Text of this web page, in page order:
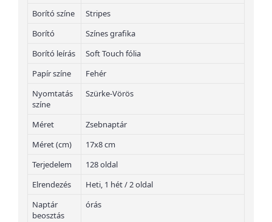
Borító színe
Stripes
Borító
Színes grafika
Borító leírás
Soft Touch fólia
Papír színe
Fehér
Nyomtatás
színe
Szürke-Vörös
Méret
Zsebnaptár
Méret (cm)
17x8 cm
Terjedelem
128 oldal
Elrendezés
Heti, 1 hét / 2 oldal
Naptár
beosztás
órás